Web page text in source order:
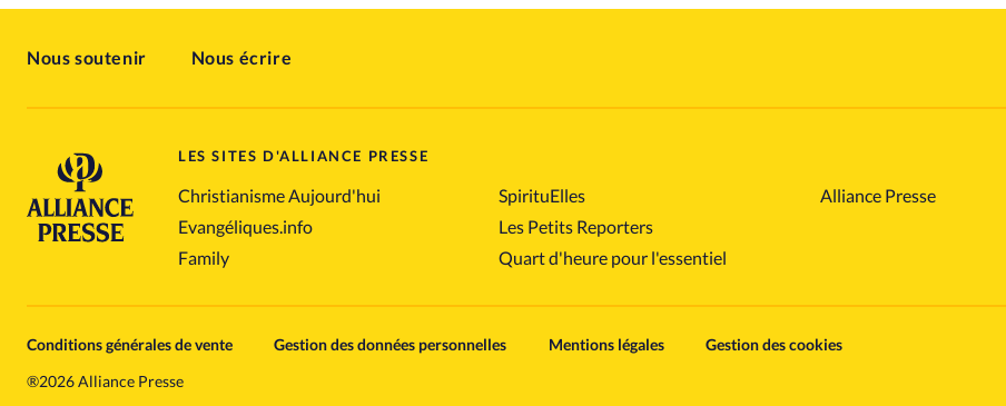
Nous soutenir Nous écrire
LES SITES D'ALLIANCE PRESSE
Christianisme Aujourd'hui
Evangéliques.info
Family
SpirituElles
Les Petits Reporters
Quart d'heure pour l'essentiel
Alliance Presse
Conditions générales de vente Gestion des données personnelles Mentions légales
Gestion des cookies
®2026 Alliance Presse